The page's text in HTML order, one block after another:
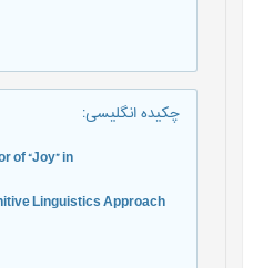
چکیده انگلیسی:
of “Joy” in
Linguistics Approach